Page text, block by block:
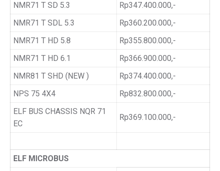
NMR71 T SD 5.3
Rp347.400.000,-
NMR71 T SDL 5.3
Rp360.200.000,-
NMR71 T HD 5.8
Rp355.800.000,-
NMR71 T HD 6.1
Rp366.900.000,-
NMR81 T SHD (NEW )
Rp374.400.000,-
NPS 75 4X4
Rp832.800.000,-
ELF BUS CHASSIS NQR 71
EC
Rp369.100.000,-
ELF MICROBUS